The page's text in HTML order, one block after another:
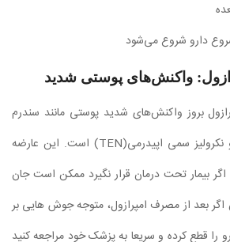
دارو شروع می‌شود
واکنش‌های پوستی شدید
بروز واکنش‌های شدید پوستی مانند سندرم
استیونز-جانسون (SJS) و نکرولیز سمی ‌اپیدرمی‌(TEN) است. این عارضه
بیمار تحت درمان قرار نگیرد ممکن است جان
بعد از مصرف امپرازول، متوجه جوش هایی بر
قطع کرده و سریعا به پزشک خود مراجعه کنید